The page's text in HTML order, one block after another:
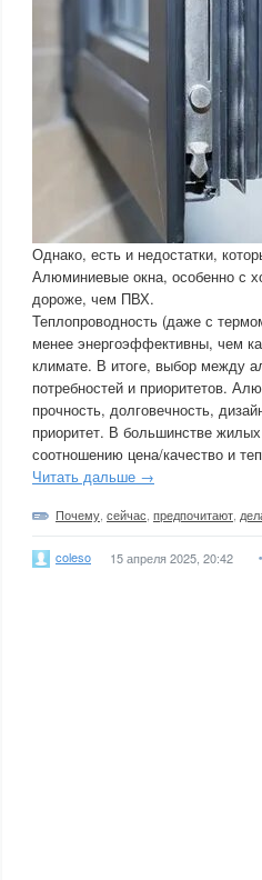
Однако, есть и недостатки,
Алюминиевые окна, особенно с
дороже, чем ПВХ.
Теплопроводность (даже с
менее энергоэффективны, чем
климате. В итоге, выбор между
потребностей и приоритетов.
прочность, долговечность,
приоритет. В большинстве
соотношению цена/качество и
Читать дальше →
Почему сейчас предпочитают
coleso 15 апреля 2025, 20:42